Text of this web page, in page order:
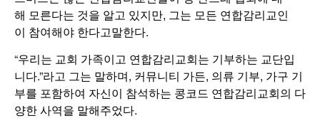
해 모른다는 것을 알고 있지만, 그는 모든 연합감리교인
이 참여해야 한다고말한다.
“우리는 교회 가족이고 연합감리교회는 기부하는 교단입
니다.”라고 그는 말하며, 커뮤니티 가든, 의류 기부, 가구 기
부를 포함하여 자신이 참석하는 콩코드 연합감리교회의 다
양한 사역을 말해주었다.